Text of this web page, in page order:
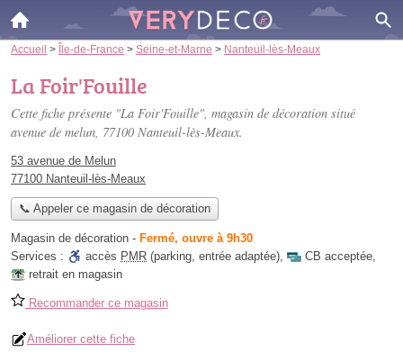
Accueil > Île-de-France > Seine-et-Marne > Nanteuil-lès-Meaux
La Foir'Fouille
Cette fiche présente "La Foir'Fouille", magasin de décoration situé
avenue de melun, 77100 Nanteuil-lès-Meaux.
53 avenue de Melun
77100 Nanteuil-lès-Meaux
📞 Appeler ce magasin de décoration
Magasin de décoration - Fermé, ouvre à 9h30
Services :
accès PMR (parking, entrée adaptée), CB acceptée,
retrait en magasin
Recommander ce magasin
Améliorer cette fiche